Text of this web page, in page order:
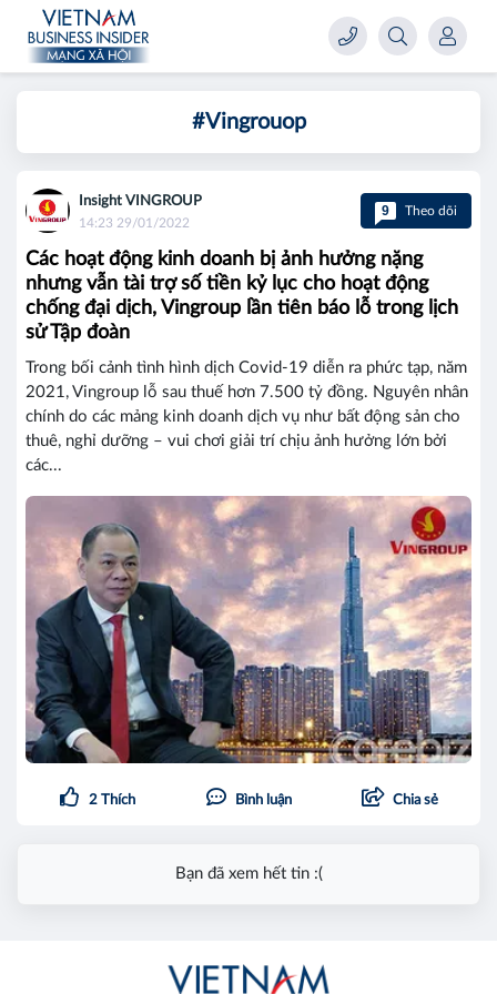
#Vingrouop
Insight VINGROUP
14:23 29/01/2022
9 Theo dõi
Các hoạt động kinh doanh bị ảnh hưởng nặng
nhưng vẫn tài trợ số tiền kỷ lục cho hoạt động
chống đại dịch, Vingroup lần tiên báo lỗ trong lịch
sử Tập đoàn
Trong bối cảnh tình hình dịch Covid-19 diễn ra phức tạp, năm
2021, Vingroup lỗ sau thuế hơn 7.500 tỷ đồng. Nguyên nhân
chính do các mảng kinh doanh dịch vụ như bất động sản cho
thuê, nghỉ dưỡng – vui chơi giải trí chịu ảnh hưởng lớn bởi
các...
2 Thích Bình luận Chia sẻ
Bạn đã xem hết tin :(